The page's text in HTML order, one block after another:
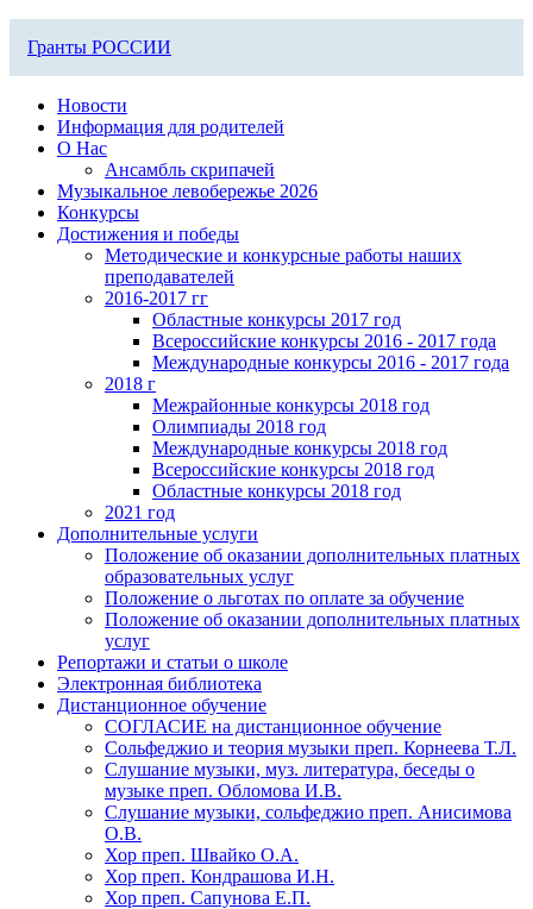
Гранты РОССИИ
Новости
Информация для родителей
О Нас
Ансамбль скрипачей
Музыкальное левобережье 2026
Конкурсы
Достижения и победы
Методические и конкурсные работы наших
преподавателей
2016-2017 гг
Областные конкурсы 2017 год
Всероссийские конкурсы 2016 - 2017 года
Международные конкурсы 2016 - 2017 года
2018 г
Межрайонные конкурсы 2018 год
Олимпиады 2018 год
Международные конкурсы 2018 год
Всероссийские конкурсы 2018 год
Областные конкурсы 2018 год
2021 год
Дополнительные услуги
Положение об оказании дополнительных платных
образовательных услуг
Положение о льготах по оплате за обучение
Положение об оказании дополнительных платных
услуг
Репортажи и статьи о школе
Электронная библиотека
Дистанционное обучение
СОГЛАСИЕ на дистанционное обучение
Сольфеджио и теория музыки преп. Корнеева Т.Л.
Слушание музыки, муз. литература, беседы о
музыке преп. Обломова И.В.
Слушание музыки, сольфеджио преп. Анисимова
О.В.
Хор преп. Швайко О.А.
Хор преп. Кондрашова И.Н.
Хор преп. Сапунова Е.П.